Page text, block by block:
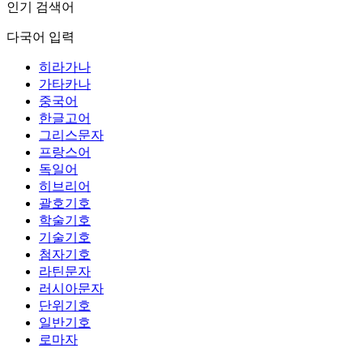
인기 검색어
다국어 입력
히라가나
가타카나
중국어
한글고어
그리스문자
프랑스어
독일어
히브리어
괄호기호
학술기호
기술기호
첨자기호
라틴문자
러시아문자
단위기호
일반기호
로마자